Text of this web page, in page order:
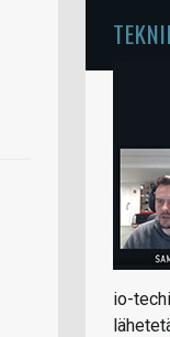
io-